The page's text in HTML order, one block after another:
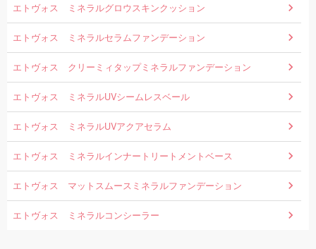
エトヴォス ミネラルグロウスキンクッション
エトヴォス ミネラルセラムファンデーション
エトヴォス クリーミィタップミネラルファンデーション
エトヴォス ミネラルUVシームレスベール
エトヴォス ミネラルUVアクアセラム
エトヴォス ミネラルインナートリートメントベース
エトヴォス マットスムースミネラルファンデーション
エトヴォス ミネラルコンシーラー